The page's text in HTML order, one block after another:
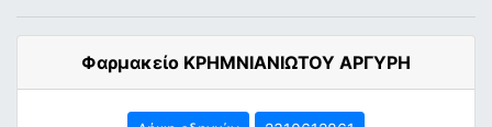
Φαρμακείο ΚΡΗΜΝΙΑΝΙΩΤΟΥ ΑΡΓΥΡΗ